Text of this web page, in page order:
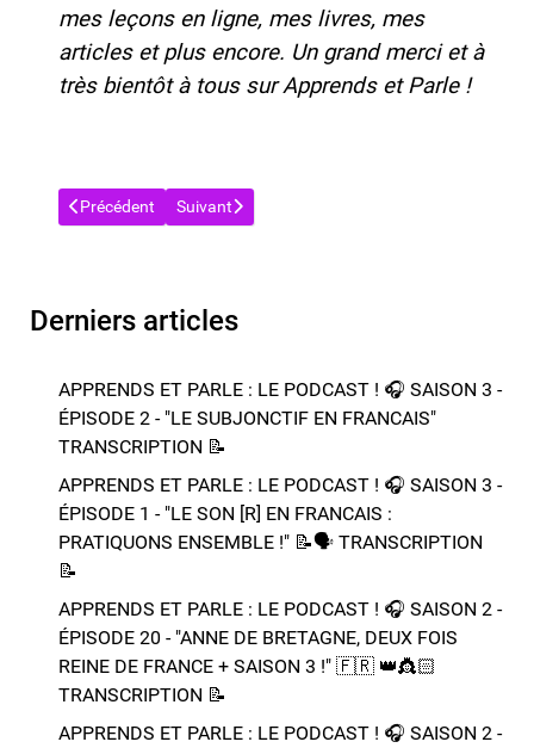
mes leçons en ligne, mes livres, mes
articles et plus encore. Un grand merci et à
très bientôt à tous sur Apprends et Parle !
Article précédent : APPRENDS ET PARLE : LE PODCAST ! 🎧
Précédent Article suivant : APPRENDS ET PARLE : LE
Suivant
Derniers articles
APPRENDS ET PARLE : LE PODCAST ! 🎧 SAISON 3 -
ÉPISODE 2 - "LE SUBJONCTIF EN FRANCAIS" ​​​​
TRANSCRIPTION 📝​
APPRENDS ET PARLE : LE PODCAST ! 🎧 SAISON 3 -
ÉPISODE 1 - "LE SON [R] EN FRANCAIS :
PRATIQUONS ENSEMBLE !" 📝​🗣️​​​​ TRANSCRIPTION
📝​
APPRENDS ET PARLE : LE PODCAST ! 🎧 SAISON 2 -
ÉPISODE 20 - "ANNE DE BRETAGNE, DEUX FOIS
REINE DE FRANCE + SAISON 3 !"​ 🇫🇷 👑​👸🏻​​
TRANSCRIPTION 📝​
APPRENDS ET PARLE : LE PODCAST ! 🎧 SAISON 2 -